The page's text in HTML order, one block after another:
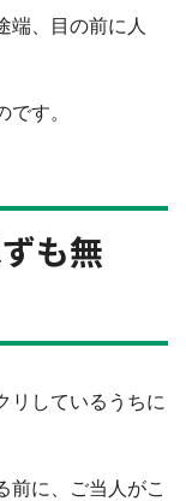
端、目の前に人
す。
も無
リしているうちに
前に、ご当人がこ